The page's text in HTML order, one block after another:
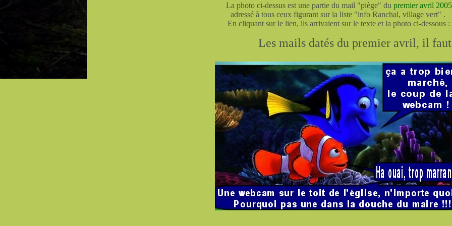
La photo ci-dessus est une partie du mail "piège" du premier avril 2005
adressé à tous ceux figurant sur la liste "info Ranchal, village vert" .
En cliquant sur le lien, ils arrivaient sur le texte et la photo ci-dessous :
Les mails datés du premier avril, il faut s'en